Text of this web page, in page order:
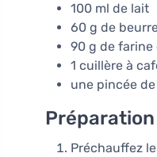
100 ml de lait
60 g de
90 g de
1 cuillère à
une pincée de
Préparation
Préchauffez